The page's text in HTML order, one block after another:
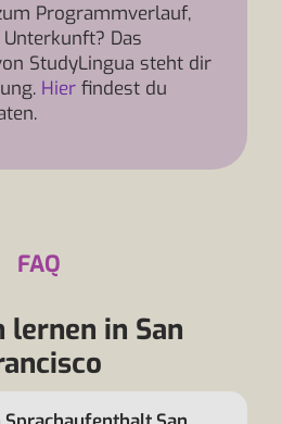
Programmverlauf,
Das
StudyLingua steht dir
Hier findest du
FAQ
lernen in San